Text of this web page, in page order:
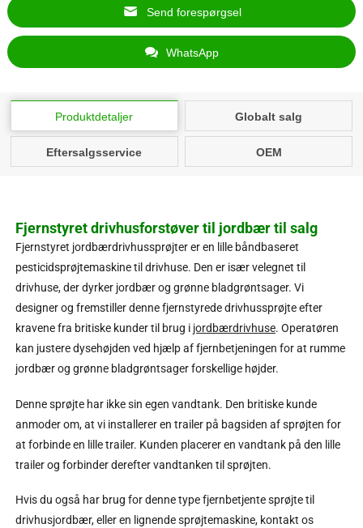
Send forespørgsel
WhatsApp
Produktdetaljer Globalt salg
Eftersalgsservice OEM
Fjernstyret drivhusforstøver til jordbær til salg
Fjernstyret jordbærdrivhussprøjter er en lille båndbaseret
pesticidsprøjtemaskine til drivhuse. Den er især velegnet til
drivhuse, der dyrker jordbær og grønne bladgrøntsager. Vi
designer og fremstiller denne fjernstyrede drivhussprøjte efter
kravene fra britiske kunder til brug i jordbærdrivhuse. Operatøren
kan justere dysehøjden ved hjælp af fjernbetjeningen for at rumme
jordbær og grønne bladgrøntsager forskellige højder.
Denne sprøjte har ikke sin egen vandtank. Den britiske kunde
anmoder om, at vi installerer en trailer på bagsiden af sprøjten for
at forbinde en lille trailer. Kunden placerer en vandtank på den lille
trailer og forbinder derefter vandtanken til sprøjten.
Hvis du også har brug for denne type fjernbetjente sprøjte til
drivhusjordbær, eller en lignende sprøjtemaskine, kontakt os